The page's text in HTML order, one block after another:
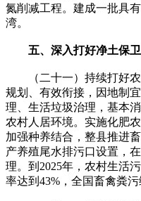
氮削减工程。建成一批具
湾。
五、深入打好净土保
（二十一）持续打好农
规划、有效衔接，因地制
理、生活垃圾治理，基本
农村人居环境。实施化肥
加强种养结合，整县推进
产养殖尾水排污口设置，
理。到2025年，农村生活
率达到43%，全国畜禽粪污